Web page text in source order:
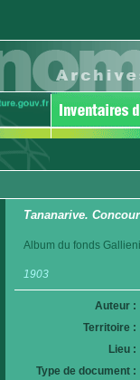
Tananarive.
Album du fonds
1903
Auteur :
Territoire :
Lieu :
Type de document :